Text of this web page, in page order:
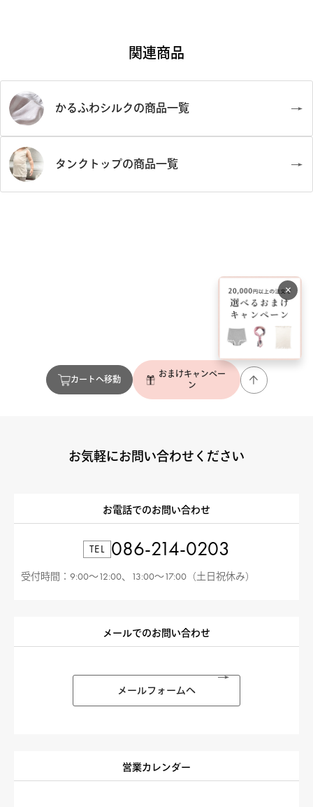
関連商品
かるふわシルクの商品一覧
タンクトップの商品一覧
×
カートへ移動
おまけキャンペー
ン
お気軽にお問い合わせください
お電話でのお問い合わせ
TEL 086-214-0203
受付時間：9:00〜12:00、13:00〜17:00（土日祝休み）
メールでのお問い合わせ
メールフォームへ
営業カレンダー